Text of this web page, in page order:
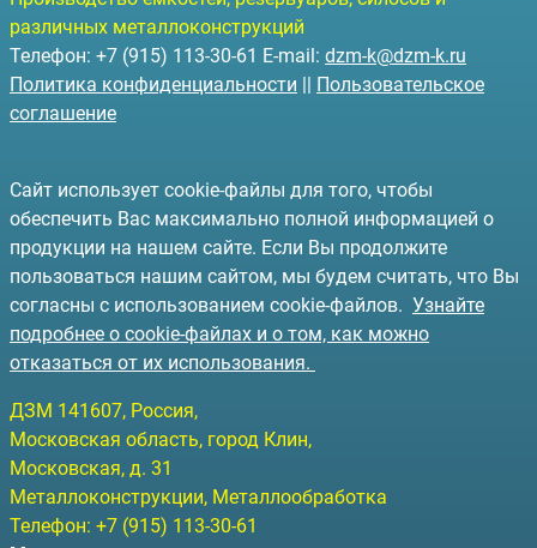
различных металлоконструкций
Телефон: +7 (915) 113-30-61 E-mail: dzm-k@dzm-k.ru
Политика конфиденциальности
Пользовательское
соглашение
Сайт использует cookie-файлы для того, чтобы
обеспечить Вас максимально полной информацией о
продукции на нашем сайте. Если Вы продолжите
пользоваться нашим сайтом, мы будем считать, что Вы
согласны с использованием cookie-файлов. Узнайте
подробнее о cookie-файлах и о том, как можно
отказаться от их использования.
ДЗМ 141607, Россия,
Московская область, город Клин,
Московская, д. 31
Металлоконструкции, Металлообработка
Телефон: +7 (915) 113-30-61